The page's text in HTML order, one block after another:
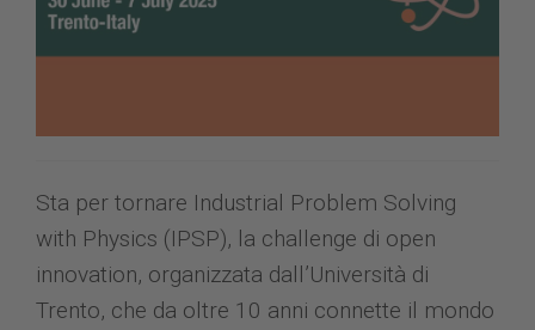
Sta per tornare Industrial Problem Solving
with Physics (IPSP), la challenge di open
innovation, organizzata dall’Università di
Trento, che da oltre 10 anni connette il mondo